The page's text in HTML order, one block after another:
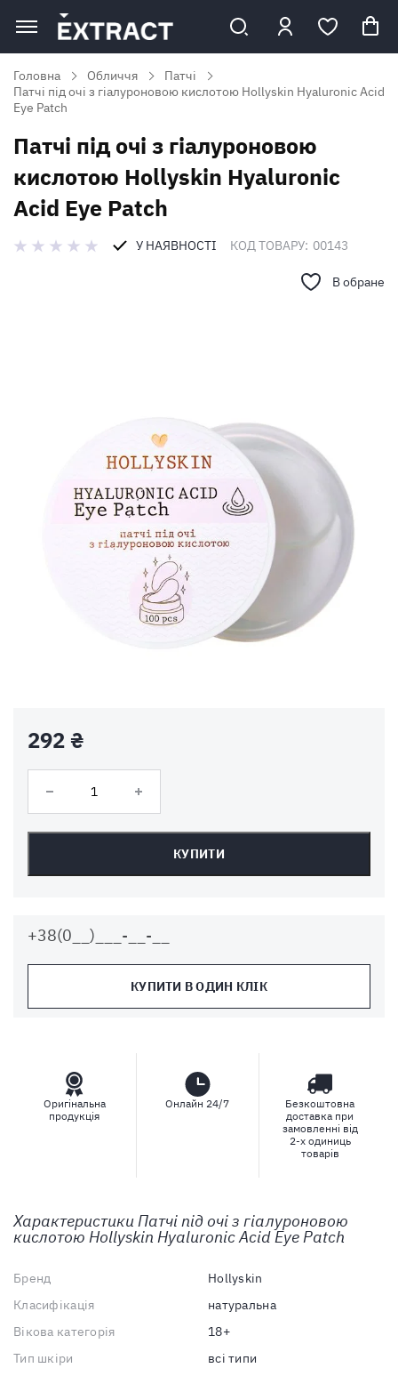
Головна Обличчя
Патчі
Патчі під очі з гіалуроновою кислотою Hollyskin Hyaluronic Acid
Eye Patch
292 ₴
КУПИТИ
КУПИТИ В ОДИН КЛІК
Оригінальна
продукція
Онлайн 24/7
Безкоштовна
доставка при
замовленні від
2-х одиниць
товарів
ХарактеристикиПатчі під очі з гіалуроновою
кислотою Hollyskin Hyaluronic Acid Eye Patch
Бренд
Hollyskin
Класифікація
натуральна
Вікова категорія
18+
Тип шкіри
всі типи
Патчі під очі з гіалуроновою
кислотою Hollyskin Hyaluronic
Acid Eye Patch
У НАЯВНОСТІ КОД ТОВАРУ: 00143
В обране